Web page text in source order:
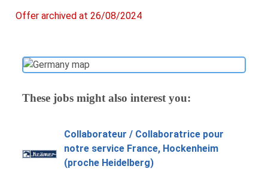
Offer archived at 26/08/2024
These jobs might also interest you:
Collaborateur / Collaboratrice pour
notre service France, Hockenheim
(proche Heidelberg)